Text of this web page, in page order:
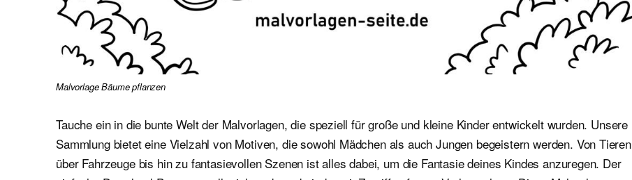
Malvorlage Bäume pflanzen
Tauche ein in die bunte Welt der Malvorlagen, die speziell für große und kleine Kinder entwickelt wurden. Unsere
Sammlung bietet eine Vielzahl von Motiven, die sowohl Mädchen als auch Jungen begeistern werden. Von Tieren
über Fahrzeuge bis hin zu fantasievollen Szenen ist alles dabei, um die Fantasie deines Kindes anzuregen. Der